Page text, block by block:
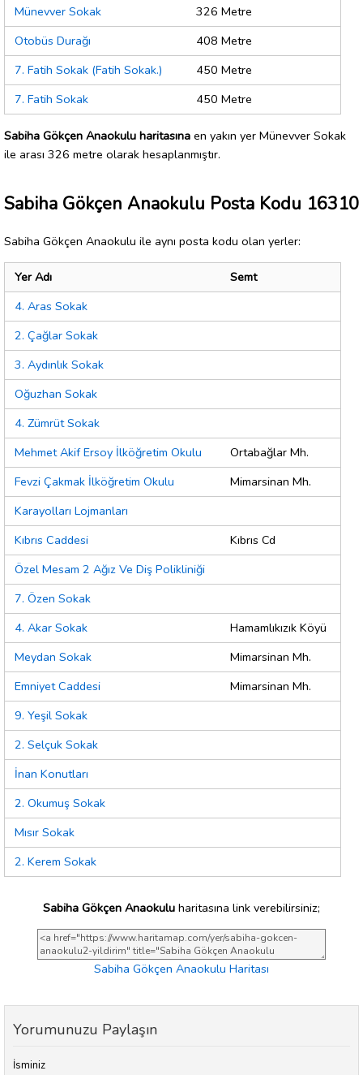
Münevver Sokak
326 Metre
Otobüs Durağı
408 Metre
7. Fatih Sokak (Fatih Sokak.)
450 Metre
7. Fatih Sokak
450 Metre
Sabiha Gökçen Anaokulu haritasına en yakın yer Münevver Sokak
ile arası 326 metre olarak hesaplanmıştır.
Sabiha Gökçen Anaokulu Posta Kodu 16310
Sabiha Gökçen Anaokulu ile aynı posta kodu olan yerler:
Yer Adı
Semt
4. Aras Sokak
2. Çağlar Sokak
3. Aydınlık Sokak
Oğuzhan Sokak
4. Zümrüt Sokak
Mehmet Akif Ersoy İlköğretim Okulu
Ortabağlar Mh.
Fevzi Çakmak İlköğretim Okulu
Mimarsinan Mh.
Karayolları Lojmanları
Kıbrıs Caddesi
Kıbrıs Cd
Özel Mesam 2 Ağız Ve Diş Polikliniği
7. Özen Sokak
4. Akar Sokak
Hamamlıkızık Köyü
Meydan Sokak
Mimarsinan Mh.
Emniyet Caddesi
Mimarsinan Mh.
9. Yeşil Sokak
2. Selçuk Sokak
İnan Konutları
2. Okumuş Sokak
Mısır Sokak
2. Kerem Sokak
Sabiha Gökçen Anaokulu haritasına link verebilirsiniz;
Sabiha Gökçen Anaokulu Haritası
Yorumunuzu Paylaşın
İsminiz